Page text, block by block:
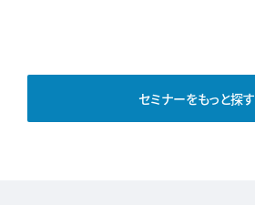
セミナーをもっと探す